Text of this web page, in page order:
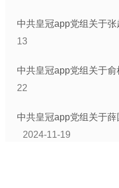
中共皇冠app党组关于
13
中共皇冠app党组关于
22
中共皇冠app党组关于
2024-11-19